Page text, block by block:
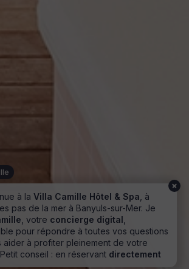
à la
pas de la mer à Banyuls-sur-Mer. Je
, votreconcierge digital,
pour répondre à toutes vos questions
aider à profiter pleinement de votre
conseil : en réservantdirectement
site, vous bénéficiez de10 % de
sur votre hébergement.